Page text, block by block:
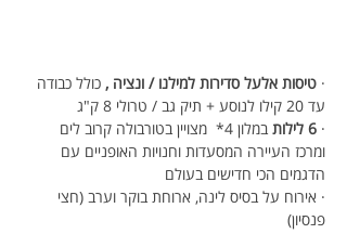
· טיסות אלעל סדירות למילנו / ונציה , כולל כבודה
עד 20 קילו לנוסע + תיק גב / טרולי 8 ק"ג
· 6 לילות
במלון 4*  מצויין בטורבולה קרוב לים
ומרכז העיירה המסעדות וחנויות האופניים עם
הדגמים הכי חדישים בעולם
· אירוח על בסיס לינה, ארוחת בוקר וערב (חצי
פנסיון)